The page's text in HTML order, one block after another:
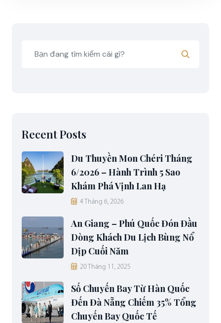
Recent Posts
Du Thuyền Mon Chéri Tháng
6/2026 – Hành Trình 5 Sao
Khám Phá Vịnh Lan Hạ
4 Tháng 6, 2026
An Giang – Phú Quốc Đón Đầu
Dòng Khách Du Lịch Bùng Nổ
Dịp Cuối Năm
20 Tháng 11, 2025
Số Chuyến Bay Từ Hàn Quốc
Đến Đà Nẵng Chiếm 35% Tổng
Chuyến Bay Quốc Tế